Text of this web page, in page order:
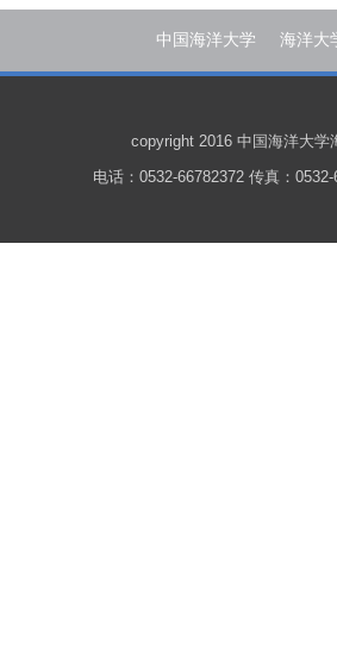
中国海洋大学 海洋大
copyright 2016 中国海洋大学
电话：0532-66782372 传真：